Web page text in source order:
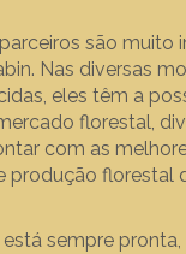
são muito
Nas diversas
eles têm a
florestal,
com as
produção florestal
está sempre